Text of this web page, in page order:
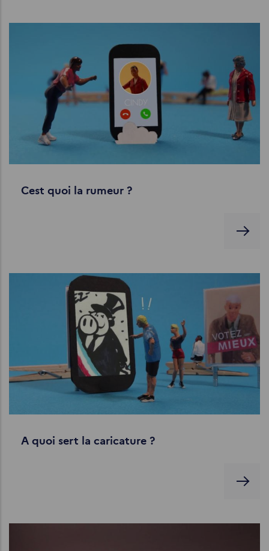
Cest quoi la rumeur ?
A quoi sert la caricature ?